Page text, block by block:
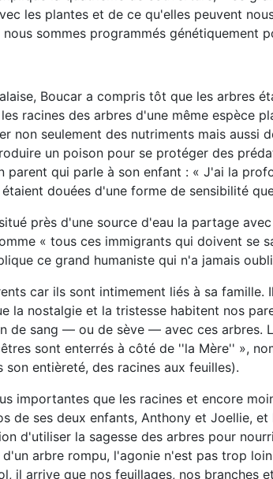
les plantes et de ce qu'elles peuvent
sommes programmés génétiquement
Boucar a compris tôt que les arbres
racines des arbres d'une même espèce
non seulement des nutriments mais aussi
un poison pour se protéger des
parent qui parle à son enfant : « J'ai la
douées d'une forme de sensibilité
près d'une source d'eau la partage
« tous ces immigrants qui doivent se
ce grand humaniste qui n'a jamais
car ils sont intimement liés à sa
la nostalgie et la tristesse habitent nos
de sang — ou de sève — avec ces arbres.
sont enterrés à côté de ''la Mère'' »,
entièreté, des racines aux feuilles).
importantes que les racines et encore
de ses deux enfants, Anthony et Joellie,
d'utiliser la sagesse des arbres pour
arbre rompu, l'agonie n'est pas trop
il arrive que nos feuillages, nos branches